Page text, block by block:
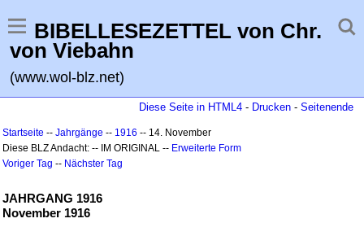
BIBELLESEZETTEL von Chr.
von Viebahn
(www.wol-blz.net)
Diese Seite in HTML4 - Drucken - Seitenende
Startseite -- Jahrgänge -- 1916 -- 14. November
Diese BLZ Andacht: -- IM ORIGINAL -- Erweiterte Form
Voriger Tag -- Nächster Tag
JAHRGANG 1916
November 1916